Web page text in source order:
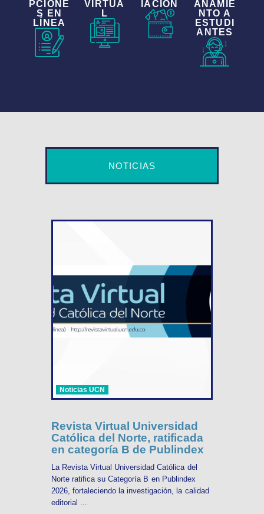
PCIONE
S EN
LÍNEA
VIRTUA
L
IACIÓN
AÑAMIE
NTO A
ESTUDI
ANTES
NOTICIAS
Noticias UCN
Revista Virtual Universidad
Católica del Norte, ratificada
en categoría B de Publindex
La Revista Virtual Universidad Católica del
Norte ratifica su Categoría B en Publindex
2026, fortaleciendo la investigación, la calidad
editorial ...